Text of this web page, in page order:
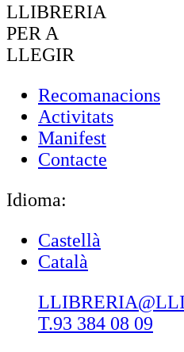
LLIBRERIA
PER A
LLEGIR
Recomanacions
Activitats
Manifest
Contacte
Idioma:
Castellà
Català
T.93 384 08 09